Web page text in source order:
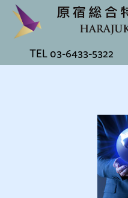
業
弁
ロケ
TEL 03-6433-5322